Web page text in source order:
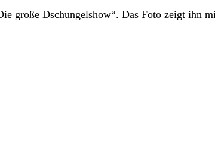
große Dschungelshow“. Das Foto zeigt ihn